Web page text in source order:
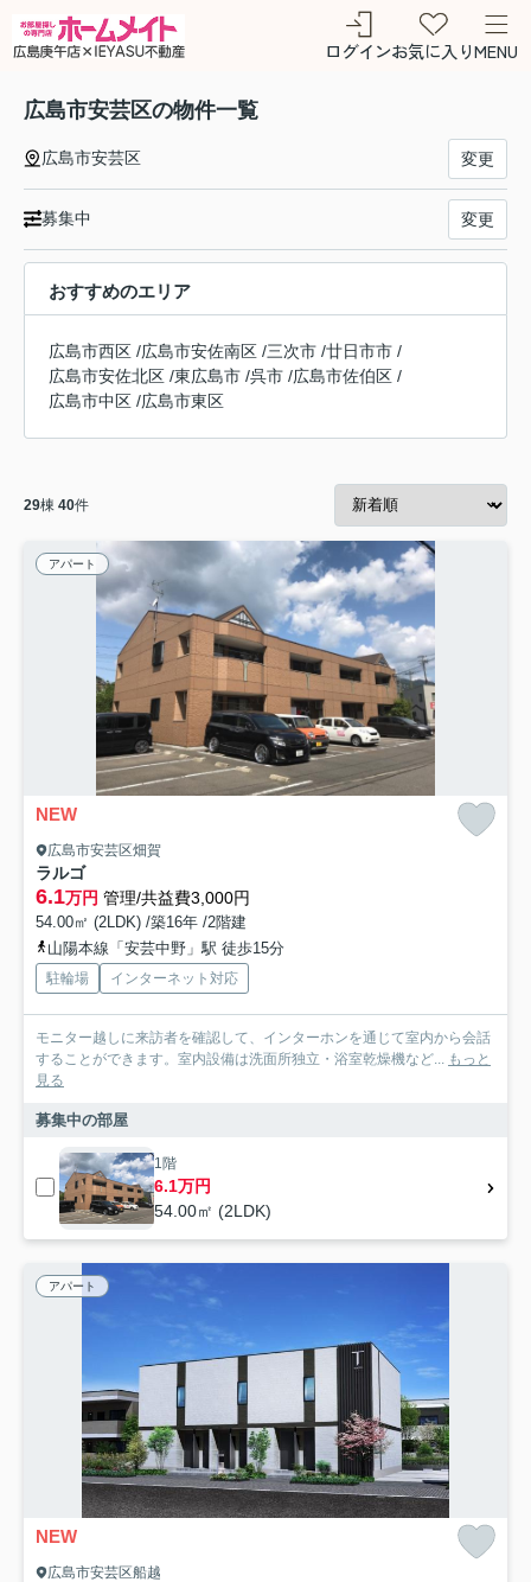
ログインお気に入りMENU
広島市安芸区の物件一覧
広島市安芸区 変更
募集中 変更
おすすめのエリア
広島市西区 /広島市安佐南区 /三次市 /廿日市市 /
広島市安佐北区 /東広島市 /呉市 /広島市佐伯区 /
広島市中区 /広島市東区
29棟 40件
アパート
NEW
広島市安芸区畑賀
ラルゴ
6.1万円 管理/共益費3,000円
54.00㎡ (2LDK) /築16年 /2階建
山陽本線「安芸中野」駅 徒歩15分
駐輪場 インターネット対応
モニター越しに来訪者を確認して、インターホンを通じて室内から会話
することができます。室内設備は洗面所独立・浴室乾燥機など...
もっと
見る
募集中の部屋
1階
6.1万円
54.00㎡ (2LDK)
アパート
NEW
広島市安芸区船越